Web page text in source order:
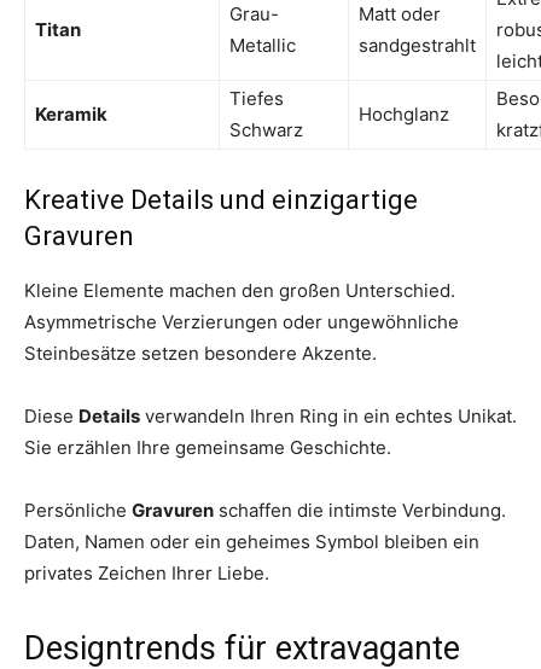
Titan
Grau-
Metallic
Matt oder
sandgestrahlt
Keramik
Tiefes
Schwarz
Hochglanz
Kreative Details und einzigartige
Gravuren
Kleine Elemente machen den großen Unterschied.
Asymmetrische Verzierungen oder ungewöhnliche
Steinbesätze setzen besondere Akzente.
Diese Details verwandeln Ihren Ring in ein echtes Unikat.
Sie erzählen Ihre gemeinsame Geschichte.
Persönliche Gravuren schaffen die intimste Verbindung.
Daten, Namen oder ein geheimes Symbol bleiben ein
privates Zeichen Ihrer Liebe.
Designtrends für extravagante